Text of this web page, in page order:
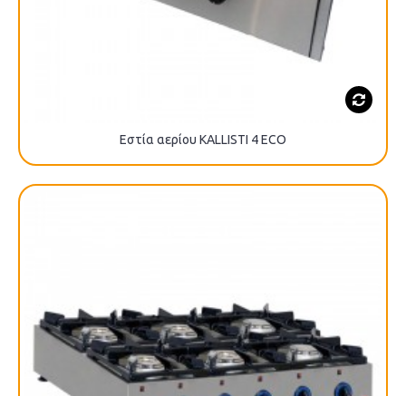
Εστία αερίου KALLISTI 4 ECO